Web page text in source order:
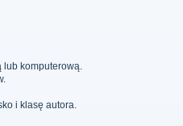
lub komputerową.
i klasę autora.